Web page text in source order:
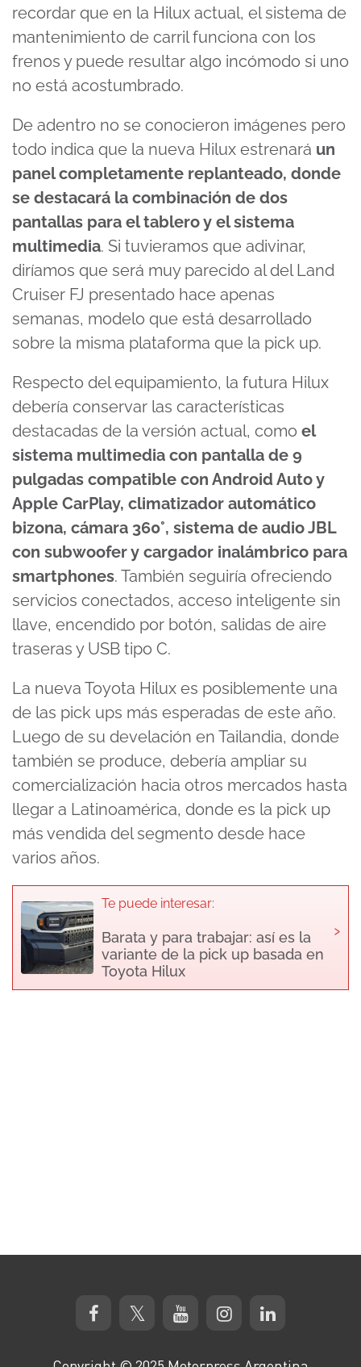
recordar que en la Hilux actual, el sistema de
mantenimiento de carril funciona con los
frenos y puede resultar algo incómodo si uno
no está acostumbrado.
De adentro no se conocieron imágenes pero
todo indica que la nueva Hilux estrenará un
panel completamente replanteado, donde
se destacará la combinación de dos
pantallas para el tablero y el sistema
multimedia. Si tuvieramos que adivinar,
diríamos que será muy parecido al del Land
Cruiser FJ presentado hace apenas
semanas, modelo que está desarrollado
sobre la misma plataforma que la pick up.
Respecto del equipamiento, la futura Hilux
debería conservar las características
destacadas de la versión actual, como el
sistema multimedia con pantalla de 9
pulgadas compatible con Android Auto y
Apple CarPlay, climatizador automático
bizona, cámara 360°, sistema de audio JBL
con subwoofer y cargador inalámbrico para
smartphones. También seguiría ofreciendo
servicios conectados, acceso inteligente sin
llave, encendido por botón, salidas de aire
traseras y USB tipo C.
La nueva Toyota Hilux es posiblemente una
de las pick ups más esperadas de este año.
Luego de su develación en Tailandia, donde
también se produce, debería ampliar su
comercialización hacia otros mercados hasta
llegar a Latinoamérica, donde es la pick up
más vendida del segmento desde hace
varios años.
Te puede interesar:
Barata y para trabajar: así es la
variante de la pick up basada en
Toyota Hilux
›